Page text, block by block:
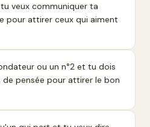
veux communiquer ta
pour attirer ceux qui aiment
ou un n°2 et tu dois
pensée pour attirer le bon